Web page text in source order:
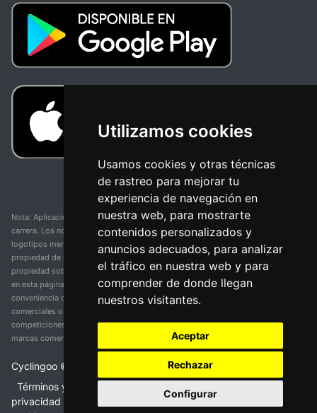
Utilizamos cookies
Usamos cookies y otras técnicas
de rastreo para mejorar tu
experiencia de navegación en
nuestra web, para mostrarte
contenidos personalizados y
anuncios adecuados, para analizar
el tráfico en nuestra web y para
comprender de donde llegan
nuestros visitantes.
Aceptar
Rechazar
Configurar
Nota: Aplicación y web no oficial y no relacionada con ninguna organización o
carrera. Los nombres de equipos, competiciones, marcas comerciales y
logotipos mencionados en esta página de resultados de ciclismo son
propiedad de sus respectivos dueños. No tenemos afiliación, patrocinio ni
propiedad sobre estas marcas comerciales. Toda la información proporcionada
en esta página se presenta únicamente con fines informativos y para la
conveniencia de nuestros usuarios. Cualquier uso de nombres, marcas
comerciales o logotipos tiene el único propósito de identificar equipos y
competiciones y no implica asociación o respaldo. Todos los derechos de las
marcas comerciales mencionadas aquí pertenecen a sus propietarios legítimos.
Cyclingoo ©
Términos y condiciones del servicio
privacidad
Política de cookies • Cambiar opciones de